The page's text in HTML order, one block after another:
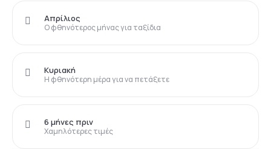
Ο φθηνότερος μήνας για ταξίδια
Απρίλιος
Η φθηνότερη μέρα για να πετάξετε
Κυριακή
Χαμηλότερες τιμές
6 μήνες πριν